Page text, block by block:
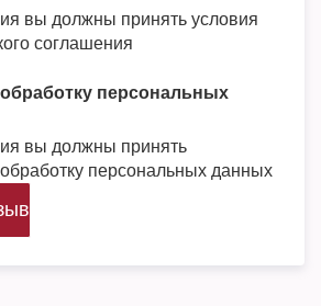
вы должны принять условия
соглашения
персональных
вы должны принять
персональных данных